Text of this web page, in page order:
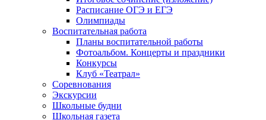
Расписание ОГЭ и ЕГЭ
Олимпиады
Воспитательная работа
Планы воспитательной работы
Фотоальбом. Концерты и праздники
Конкурсы
Клуб «Театрал»
Соревнования
Экскурсии
Школьные будни
Школьная газета